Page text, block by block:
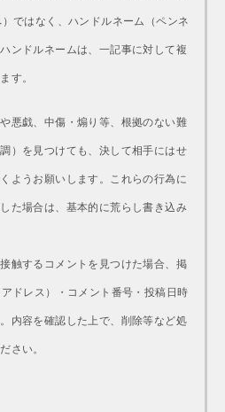
ではなく、ハンドルネーム（ペンネ
ンドルネームは、一記事に対して複
す。
悪戯、中傷・煽り等、根拠のない難
）を見つけても、決して相手にはせ
ようお願いします。これらの行為に
た場合は、基本的に荒らし書き込み
触するコメントを見つけた場合、掲
ドレス）・コメント番号・投稿日時
内容を確認した上で、削除等など処
さい。